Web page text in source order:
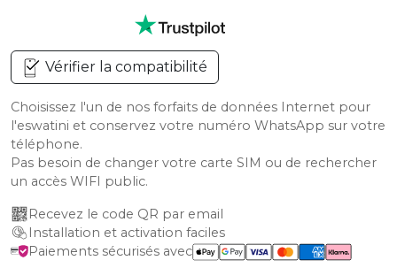
Vérifier la compatibilité
Choisissez l'un de nos forfaits de données Internet pour
l'eswatini et conservez votre numéro WhatsApp sur votre
téléphone.
Pas besoin de changer votre carte SIM ou de rechercher
un accès WIFI public.
Recevez le code QR par email
Installation et activation faciles
Paiements sécurisés avec